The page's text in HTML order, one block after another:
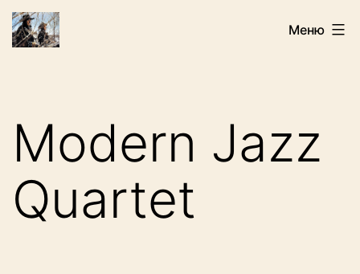
Перейти
Искатели Меню
Modern Jazz
Quartet